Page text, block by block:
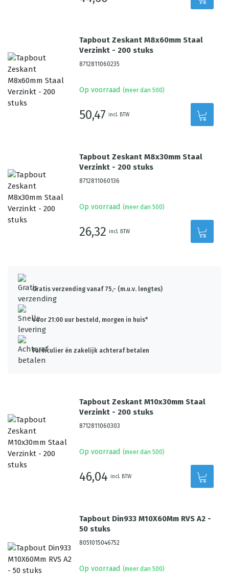
Tapbout Zeskant M8x60mm Staal
Verzinkt - 200 stuks
8712811060235
Op voorraad (meer dan 500)
50,47 incl. BTW
Tapbout Zeskant M8x30mm Staal
Verzinkt - 200 stuks
8712811060136
Op voorraad (meer dan 500)
26,32 incl. BTW
Gratis verzending vanaf 75,- (m.u.v. lengtes)
Voor 21:00 uur besteld, morgen in huis*
Particulier én zakelijk achteraf betalen
Tapbout Zeskant M10x30mm Staal
Verzinkt - 200 stuks
8712811060303
Op voorraad (meer dan 500)
46,04 incl. BTW
Tapbout Din933 M10X60Mm RVS A2 -
50 stuks
8051015046752
Op voorraad (meer dan 500)